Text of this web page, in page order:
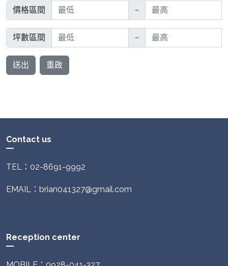
價格區間 ~
坪數區間 ~
送出 重啟
Contact us
TEL：02-8691-9992
EMAIL：brian041327@gmail.com
Reception center